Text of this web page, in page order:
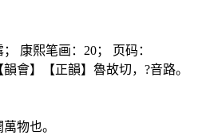
康熙笔画：20； 页码：
會】【正韻】魯故切，?音路。
物也。